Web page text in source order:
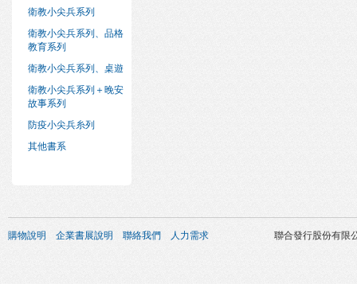
衛教小尖兵系列
衛教小尖兵系列、品格
教育系列
衛教小尖兵系列、桌遊
衛教小尖兵系列＋晚安
故事系列
防疫小尖兵糸列
其他書系
購物說明 企業書展說明 聯絡我們 人力需求 聯合發行股份有限